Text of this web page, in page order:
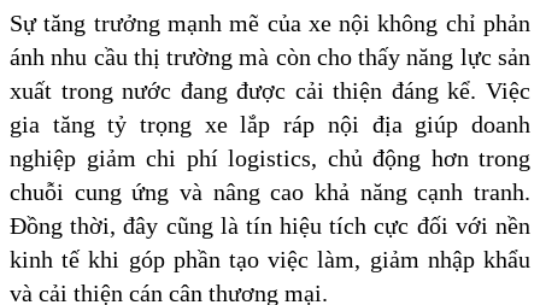
Sự tăng trưởng mạnh mẽ của xe nội không chỉ phản
ánh nhu cầu thị trường mà còn cho thấy năng lực sản
xuất trong nước đang được cải thiện đáng kể. Việc
gia tăng tỷ trọng xe lắp ráp nội địa giúp doanh
nghiệp giảm chi phí logistics, chủ động hơn trong
chuỗi cung ứng và nâng cao khả năng cạnh tranh.
Đồng thời, đây cũng là tín hiệu tích cực đối với nền
kinh tế khi góp phần tạo việc làm, giảm nhập khẩu
và cải thiện cán cân thương mại.